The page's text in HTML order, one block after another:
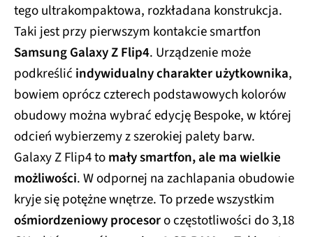
tego ultrakompaktowa, rozkładana konstrukcja.
Taki jest przy pierwszym kontakcie smartfon
Samsung Galaxy Z Flip4. Urządzenie może
podkreślić indywidualny charakter użytkownika,
bowiem oprócz czterech podstawowych kolorów
obudowy można wybrać edycję Bespoke, w której
odcień wybierzemy z szerokiej palety barw.
Galaxy Z Flip4 tomały smartfon, ale ma wielkie
możliwości. W odpornej na zachlapania obudowie
kryje się potężne wnętrze. To przede wszystkim
ośmiordzeniowy procesoro częstotliwości do 3,18